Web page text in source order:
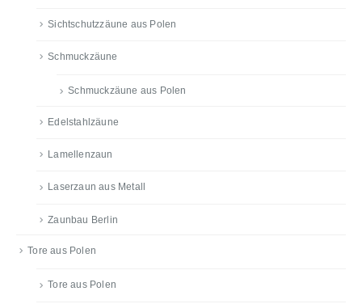
Sichtschutzzäune aus Polen
Schmuckzäune
Schmuckzäune aus Polen
Edelstahlzäune
Lamellenzaun
Laserzaun aus Metall
Zaunbau Berlin
Tore aus Polen
Tore aus Polen